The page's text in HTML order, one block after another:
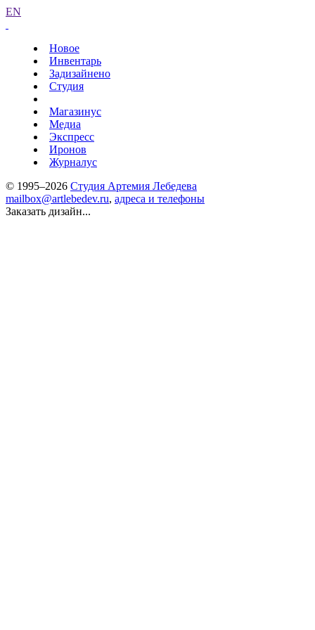
EN
Новое
Инвентарь
Задизайнено
Студия
Магазинус
Медиа
Экспресс
Иронов
Журналус
© 1995–2026 Студия Артемия Лебедева
mailbox@artlebedev.ru, адреса и телефоны
Заказать дизайн...